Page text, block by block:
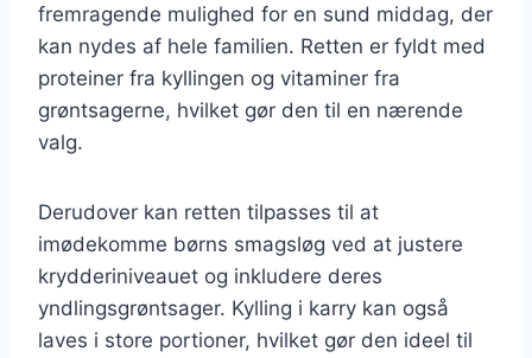
fremragende mulighed for en sund middag, der
kan nydes af hele familien. Retten er fyldt med
proteiner fra kyllingen og vitaminer fra
grøntsagerne, hvilket gør den til en nærende
valg.
Derudover kan retten tilpasses til at
imødekomme børns smagsløg ved at justere
krydderiniveauet og inkludere deres
yndlingsgrøntsager. Kylling i karry kan også
laves i store portioner, hvilket gør den ideel til